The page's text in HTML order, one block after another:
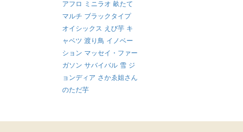
アフロ ミニラオ 畝たて
マルチ ブラックタイプ
オイシックス えび芋 キ
ャベツ 渡り鳥 イノベー
ション マッセイ・ファー
ガソン サバイバル 雪 ジ
ョンディア さかゑ姐さん
のただ芋